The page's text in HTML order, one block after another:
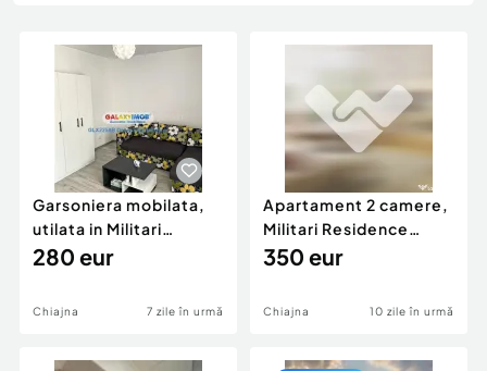
Animale de companie
Afaceri și echipamente profesionale
Inchiriere Bunuri si Vehicule
Piese auto si accesorii
Dacia Duster
Garsoniera mobilata,
utilata in Militari
Residence 280 euro
280 eur
Chiajna 7 zile în urmă
Apartament 2 camere,
Militari Residence
mobilat utilat 350 e
350 eur
Chiajna 10 zile în urmă